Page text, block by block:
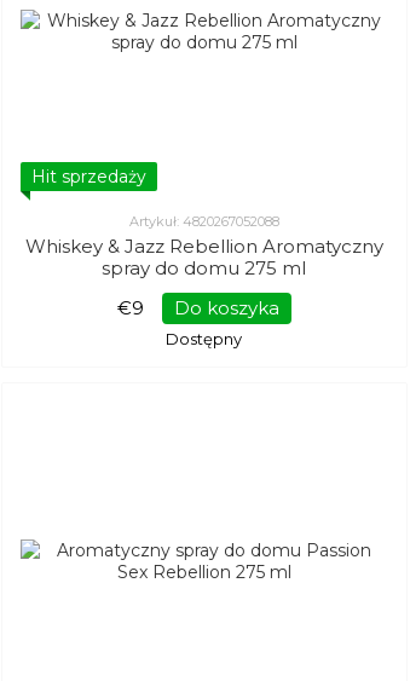
Hit sprzedaży
Artykuł: 4820267052088
Whiskey & Jazz Rebellion Aromatyczny
spray do domu 275 ml
€9
Do koszyka
Dostępny